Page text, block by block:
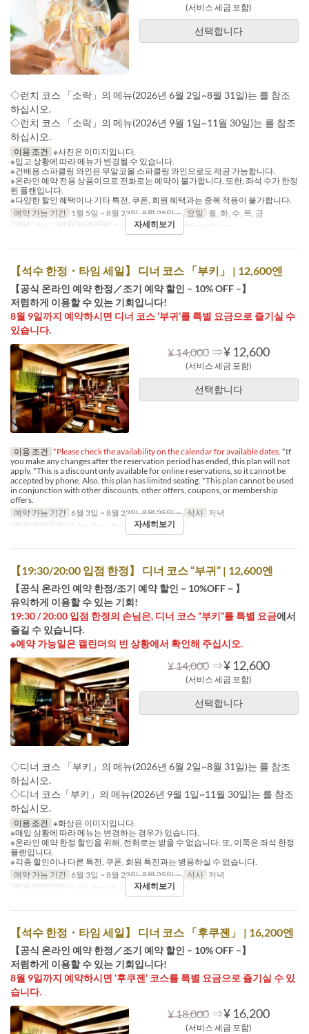
(서비스 세금 포함)
선택합니다
◇런치 코스 「소락」의 메뉴(2026년 6월 2일~8월 31일)는 를 참조
하십시오.
◇런치 코스 「소락」의 메뉴(2026년 9월 1일~11월 30일)는 를 참조
하십시오.
이용 조건 ※사진은 이미지입니다.
※입고 상황에 따라 메뉴가 변경될 수 있습니다.
※건배용 스파클링 와인은 무알코올 스파클링 와인으로도 제공 가능합니다.
※온라인 예약 전용 상품이므로 전화로는 예약이 불가합니다. 또한, 좌석 수가 한정
된 플랜입니다.
※다양한 할인 혜택이나 기타 특전, 쿠폰, 회원 혜택과는 중복 적용이 불가합니다.
예약 가능 기간 1월 5일 ~ 8월 23일, 8월 25일 ~ 요일
월, 화, 수, 목, 금
식사
점심 좌석 카테고리 Table, Semi Private, Private Room
자세히보기
【석수 한정・타임 세일】 디너 코스 「부키」 | 12,600엔
【공식 온라인 예약 한정／조기 예약 할인 – 10% OFF –】
저렴하게 이용할 수 있는 기회입니다!
8월 9일까지 예약하시면 디너 코스 ‘부귀’를 특별 요금으로 즐기실 수
있습니다.
¥ 14,000 ⇒¥ 12,600
(서비스 세금 포함)
선택합니다
이용 조건 *Please check the availability on the calendar for available dates. *If
you make any changes after the reservation period has ended, this plan will not
apply. *This is a discount only available for online reservations, so it cannot be
accepted by phone. Also, this plan has limited seating. *This plan cannot be used
in conjunction with other discounts, other offers, coupons, or membership
offers.
예약 가능 기간 6월 3일 ~ 8월 23일, 8월 25일 ~ 식사 저녁
좌석 카테고리
Table, Semi Private, Private Room
자세히보기
【19:30/20:00 입점 한정】 디너 코스 “부귀” | 12,600엔
【공식 온라인 예약 한정/조기 예약 할인－10%OFF－】
유익하게 이용할 수 있는 기회!
19:30 / 20:00 입점 한정의 손님은, 디너 코스 “부키”를 특별 요금에서
즐길 수 있습니다.
※예약 가능일은 캘린더의 빈 상황에서 확인해 주십시오.
¥ 14,000 ⇒¥ 12,600
(서비스 세금 포함)
선택합니다
◇디너 코스 「부키」의 메뉴(2026년 6월 2일~8월 31일)는 를 참조
하십시오.
◇디너 코스「부키」의 메뉴(2026년 9월 1일~11월 30일)는 를 참조
하십시오.
이용 조건 ※화상은 이미지입니다.
※매입 상황에 따라 메뉴는 변경하는 경우가 있습니다.
※온라인 예약 한정 할인을 위해, 전화로는 받을 수 없습니다. 또, 이쪽은 좌석 한정
플랜입니다.
※각종 할인이나 다른 특전, 쿠폰, 회원 특전과는 병용하실 수 없습니다.
예약 가능 기간 6월 3일 ~ 8월 23일, 8월 25일 ~ 식사 저녁
좌석 카테고리
Table, Semi Private, Private Room
자세히보기
【석수 한정・타임 세일】 디너 코스 「후쿠젠」 | 16,200엔
【공식 온라인 예약 한정／조기 예약 할인 – 10% OFF –】
저렴하게 이용할 수 있는 기회입니다!
8월 9일까지 예약하시면 ‘후쿠젠’ 코스를 특별 요금으로 즐기실 수 있
습니다.
¥ 18,000 ⇒¥ 16,200
(서비스 세금 포함)